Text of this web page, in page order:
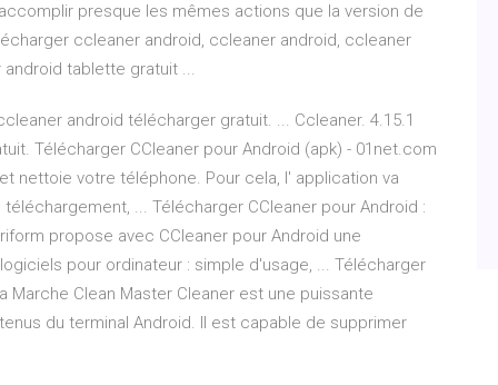
presque les mêmes actions que la version de
ccleaner android, ccleaner android, ccleaner
tablette gratuit ...
android télécharger gratuit. ... Ccleaner. 4.15.1
Télécharger CCleaner pour Android (apk) - 01net.com
nettoie votre téléphone. Pour cela, l' application va
... Télécharger CCleaner pour Android :
propose avec CCleaner pour Android une
pour ordinateur : simple d'usage, ... Télécharger
Marche Clean Master Cleaner est une puissante
du terminal Android. Il est capable de supprimer